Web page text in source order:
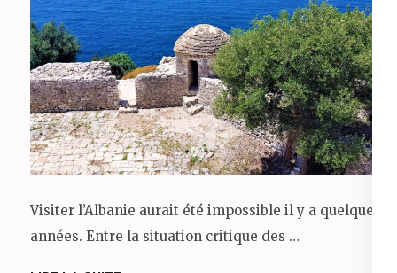
Visiter l’Albanie aurait été impossible il y a quelques
années. Entre la situation critique des …